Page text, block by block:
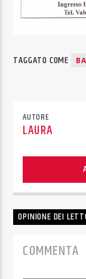
TAGGATO COME
AUTORE
LAURA
OPINIONE DEI
COMMENTA